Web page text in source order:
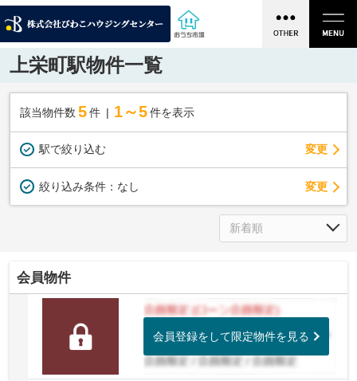
上栄町駅物件一覧
該当物件数 5件 1～5 件を表示
駅で絞り込む 変更
絞り込み条件： なし 変更
会員物件
会員登録をして限定物件を見る